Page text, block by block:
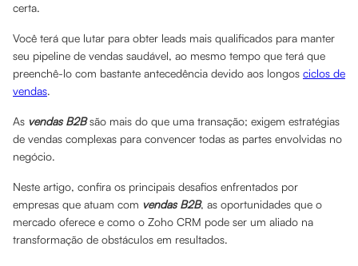
certa.
Você terá que lutar para obter leads mais qualificados para manter
seu pipeline de vendas saudável, ao mesmo tempo que terá que
preenchê-lo com bastante antecedência devido aos longos ciclos de
vendas.
As vendas B2Bsão mais do que uma transação; exigem estratégias
de vendas complexas para convencer todas as partes envolvidas no
negócio.
Neste artigo, confira os principais desafios enfrentados por
empresas que atuam com vendas B2B, as oportunidades que o
mercado oferece e como o Zoho CRM pode ser um aliado na
transformação de obstáculos em resultados.